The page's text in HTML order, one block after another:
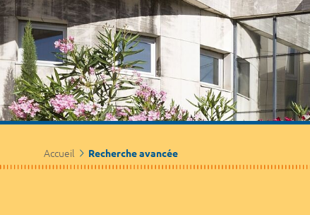
Accueil Recherche avancée